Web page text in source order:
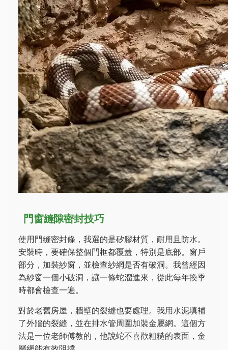
門窗縫隙密封技巧
使用門縫密封條，我選的是矽膠材質，耐用且防水。
安裝時，要確保整個門框都覆蓋，特別是底部。窗戶
部分，加裝紗窗，並檢查紗網是否有破洞。我曾經因
為紗窗一個小破洞，讓一條蛇溜進來，從此每年換季
時都會檢查一遍。
對於老舊房屋，牆壁的裂縫也要處理。我用水泥填補
了外牆的裂縫，並在排水管周圍加裝金屬網。這個方
法是一位老師傅教的，他說蛇不喜歡粗糙的表面，金